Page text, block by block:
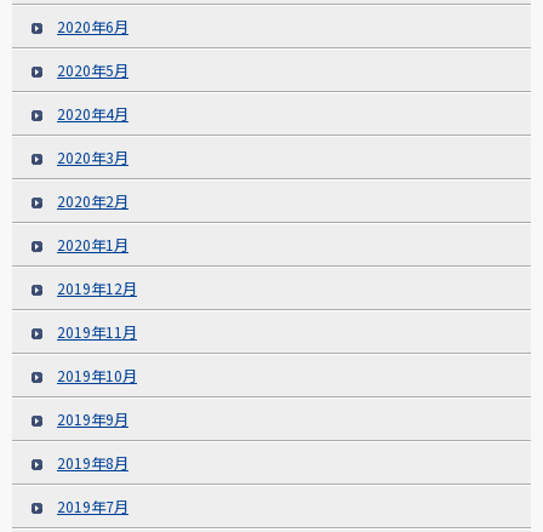
2020年6月
2020年5月
2020年4月
2020年3月
2020年2月
2020年1月
2019年12月
2019年11月
2019年10月
2019年9月
2019年8月
2019年7月